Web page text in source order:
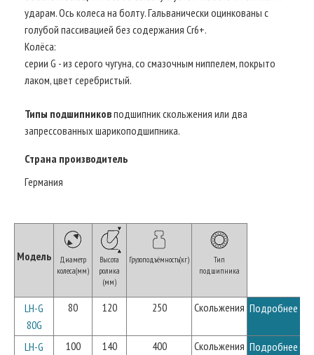
ударам. Ось колеса на болту. Гальванически оцинкованы с
голубой пассивацией без содержания Cr6+.
Колёса:
серии G - из серого чугуна, со смазочным ниппелем, покрыто
лаком, цвет серебристый.
Типы подшипниковподшипник скольжения или два
запрессованных шарикоподшипника.
Страна производитель
Германия
Модель
Диаметр
колеса(мм)
Высота
ролика
(мм)
Грузоподъёмность(кг)
Тип
подшипника
LH-G
80G
80 120 250 Скольжения Подробнее
LH-G
100 140 400 Скольжения Подробнее